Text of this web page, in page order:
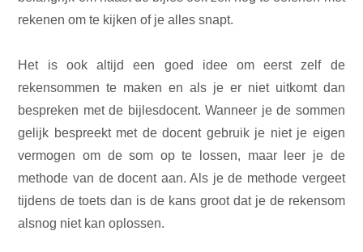
rekenen om te kijken of je alles snapt.
Het is ook altijd een goed idee om eerst zelf de
rekensommen te maken en als je er niet uitkomt dan
bespreken met de bijlesdocent. Wanneer je de sommen
gelijk bespreekt met de docent gebruik je niet je eigen
vermogen om de som op te lossen, maar leer je de
methode van de docent aan. Als je de methode vergeet
tijdens de toets dan is de kans groot dat je de rekensom
alsnog niet kan oplossen.